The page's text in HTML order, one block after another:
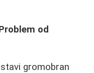
od
gromobran